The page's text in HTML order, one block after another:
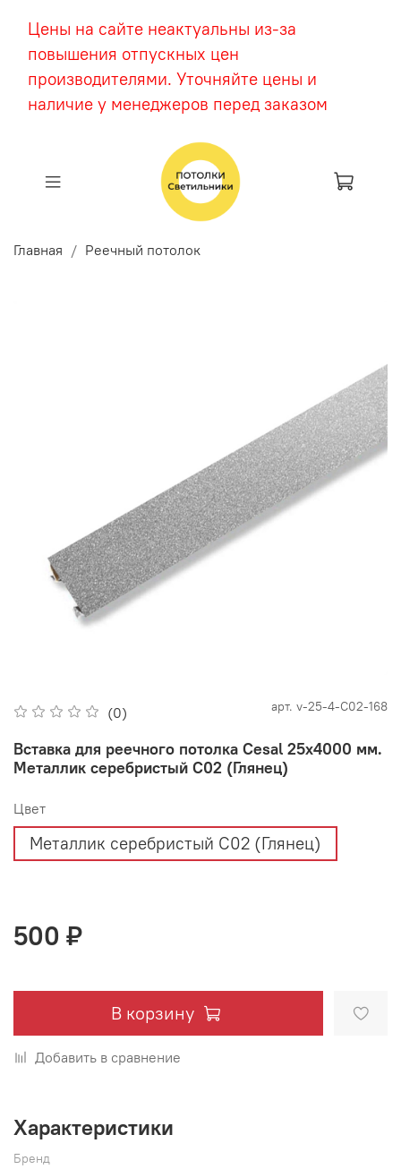
Цены на сайте неактуальны из-за
повышения отпускных цен
производителями. Уточняйте цены и
наличие у менеджеров перед заказом
Главная Реечный потолок
(0) арт. v-25-4-С02-168
Вставка для реечного потолка Cesal 25х4000 мм.
Металлик серебристый С02 (Глянец)
Цвет
Металлик серебристый С02 (Глянец)
500 ₽
В корзину
Добавить в сравнение
Характеристики
Бренд